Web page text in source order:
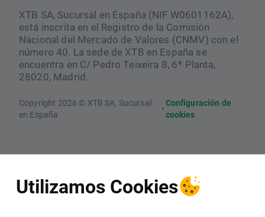
XTB SA, Sucursal en España (NIF W0601162A),
está inscrita en el Registro de la Comisión
Nacional del Mercado de Valores (CNMV) con el
número 40. La sede de XTB en España se
encuentra en C/ Pedro Teixeira 8, 6ª Planta,
28020, Madrid.
Copyright 2026 © XTB SA, Sucursal
en España
•
Configuración de
cookies
Utilizamos Cookies